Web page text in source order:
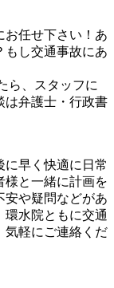
お任せ下さい！あ
もし交通事故にあ
ら、スタッフに
は弁護士・行政書
に早く快適に日常
様と一緒に計画を
安や疑問などがあ
環水院ともに交通
気軽にご連絡くだ